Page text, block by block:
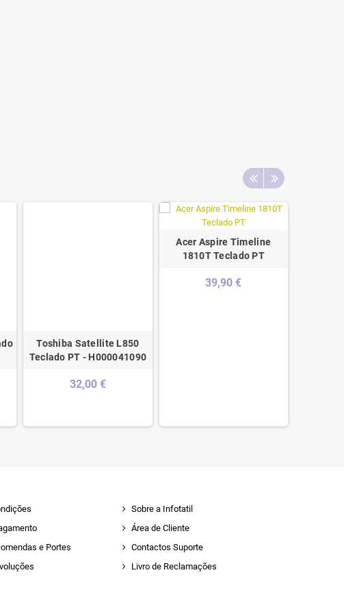
Toshiba Satellite L850
Teclado PT - H000041090
32,00 €
Acer Aspire Timeline
1810T Teclado PT
39,90 €
e Portes
Sobre a Infotatil
Área de Cliente
Contactos Suporte
Livro de Reclamações